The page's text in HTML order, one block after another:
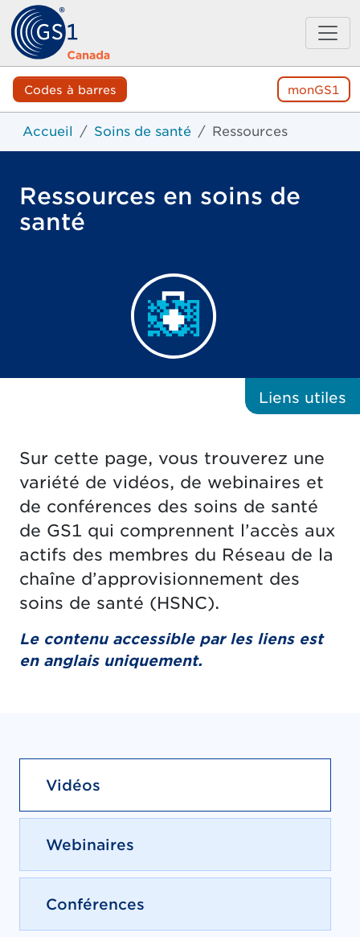
Codes à barres monGS1
Accueil Soins de santé Ressources
Ressources en soins de
santé
Liens utiles
Sur cette page, vous trouverez une
variété de vidéos, de webinaires et
de conférences des soins de santé
de GS1 qui comprennent l’accès aux
actifs des membres du Réseau de la
chaîne d’approvisionnement des
soins de santé (HSNC).
Le contenu accessible par les liens est
en anglais uniquement.
Vidéos
Webinaires
Conférences